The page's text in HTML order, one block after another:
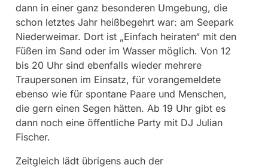
dann in einer ganz besonderen Umgebung, die
schon letztes Jahr heißbegehrt war: am Seepark
Niederweimar. Dort ist „Einfach heiraten“ mit den
Füßen im Sand oder im Wasser möglich. Von 12
bis 20 Uhr sind ebenfalls wieder mehrere
Traupersonen im Einsatz, für vorangemeldete
ebenso wie für spontane Paare und Menschen,
die gern einen Segen hätten. Ab 19 Uhr gibt es
dann noch eine öffentliche Party mit DJ Julian
Fischer.
Zeitgleich lädt übrigens auch der